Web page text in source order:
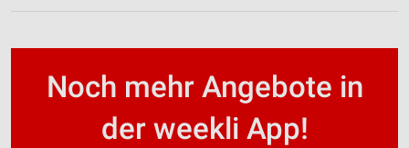
Noch mehr Angebote in
der weekli App!